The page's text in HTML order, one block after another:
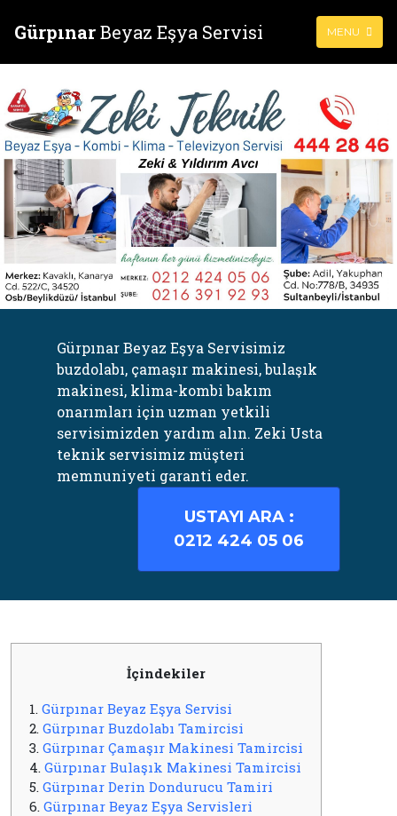
GürpınarBeyaz Eşya Servisi MENU
Gürpınar Beyaz Eşya Servisimiz
buzdolabı, çamaşır makinesi, bulaşık
makinesi, klima-kombi bakım
onarımları için uzman yetkili
servisimizden yardım alın. Zeki Usta
teknik servisimiz müşteri
memnuniyeti garanti eder.
USTAYI ARA :
0212 424 05 06
İçindekiler
1. Gürpınar Beyaz Eşya Servisi
2. Gürpınar Buzdolabı Tamircisi
3. Gürpınar Çamaşır Makinesi Tamircisi
4. Gürpınar Bulaşık Makinesi Tamircisi
5. Gürpınar Derin Dondurucu Tamiri
6. Gürpınar Beyaz Eşya Servisleri